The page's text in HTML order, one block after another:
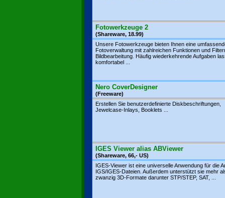
Fotowerkzeuge 2
(Shareware, 18.99)
Unsere Fotowerkzeuge bieten Ihnen eine
Fotoverwaltung mit zahlreichen Funktionen und
Bildbearbeitung. Häufig wiederkehrende Aufgaben
komfortabel ...
Nero CoverDesigner
(Freeware)
Erstellen Sie benutzerdefinierte Diskbeschriftungen,
Jewelcase-Inlays, Booklets ...
IGES Viewer alias ABViewer
(Shareware, 66,- US)
IGES-Viewer ist eine universelle Anwendung für die
IGS/IGES-Dateien. Außerdem unterstützt sie mehr
zwanzig 3D-Formate darunter STP/STEP, SAT, ...